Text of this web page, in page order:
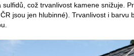
sulfidů, což trvanlivost kamene snižuje.
jsou jen hlubinné). Trvanlivost i barvu